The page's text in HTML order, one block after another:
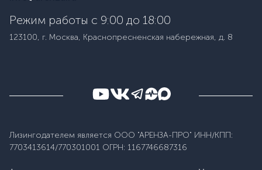
Режим работы с 9:00 до 18:00
123100, г. Москва, Краснопресненская набережная, д. 8
Лизингодателем является ООО "АРЕНЗА-ПРО" ИНН/КПП:
7703413614/770301001 ОГРН: 1167746687316